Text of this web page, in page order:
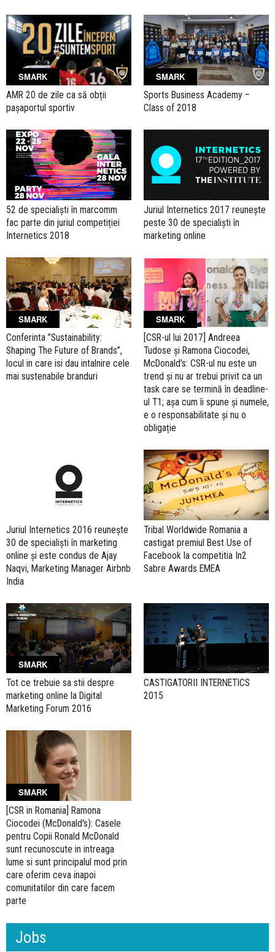
SMARK
AMR 20 de zile ca să obții
pașaportul sportiv
SMARK
Sports Business Academy –
Class of 2018
52 de specialiști în marcomm
fac parte din juriul competiției
Internetics 2018
Juriul Internetics 2017 reuneşte
peste 30 de specialişti în
marketing online
SMARK
Conferinta ”Sustainability:
Shaping The Future of Brands”,
locul in care isi dau intalnire cele
mai sustenabile branduri
SMARK
[CSR-ul lui 2017] Andreea
Tudose și Ramona Ciocodei,
McDonald's: CSR-ul nu este un
trend și nu ar trebui privit ca un
task care se termină în deadline-
ul T1; așa cum îi spune și numele,
e o responsabilitate și nu o
obligație
Juriul Internetics 2016 reuneşte
30 de specialişti în marketing
online și este condus de Ajay
Naqvi, Marketing Manager Airbnb
India
Tribal Worldwide Romania a
castigat premiul Best Use of
Facebook la competitia In2
Sabre Awards EMEA
SMARK
Tot ce trebuie sa stii despre
marketing online la Digital
Marketing Forum 2016
CASTIGATORII INTERNETICS
2015
SMARK
[CSR in Romania] Ramona
Ciocodei (McDonald's): Casele
pentru Copii Ronald McDonald
sunt recunoscute in intreaga
lume si sunt principalul mod prin
care oferim ceva inapoi
comunitatilor din care facem
parte
Jobs